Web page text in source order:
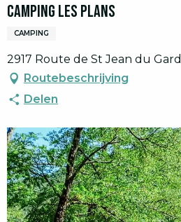
Camping Les Plans
CAMPING
2917 Route de St Jean du
Routebeschrijving
Delen